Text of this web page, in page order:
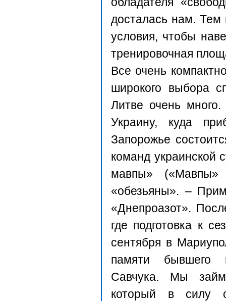
досталась нам. Тем
условия, чтобы
тренировочная
Все очень
широкого выбора
Литве очень
Украину, куда
Запорожье
команд украинской
мавпы» («Мавпы»
«обезьяны». –
«Днепроазот».
где подготовка к
сентября в
памяти бывшего
Савчука. Мы
который в силу